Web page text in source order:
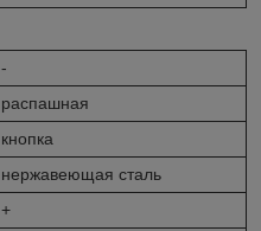
-
распашная
кнопка
нержавеющая сталь
+